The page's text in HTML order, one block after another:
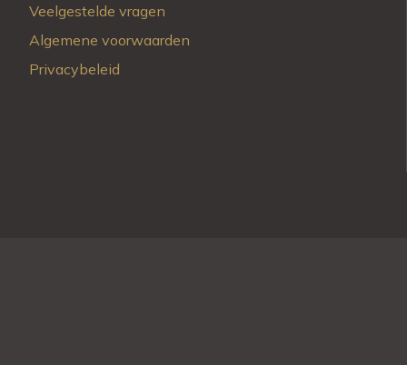
Veelgestelde vragen
Algemene voorwaarden
Privacybeleid